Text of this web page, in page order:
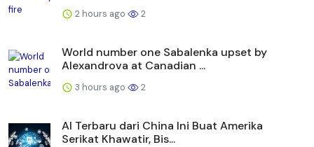
2 hours ago 2
World number one Sabalenka upset by
Alexandrova at Canadian ...
3 hours ago 2
AI Terbaru dari China Ini Buat Amerika
Serikat Khawatir, Bis...